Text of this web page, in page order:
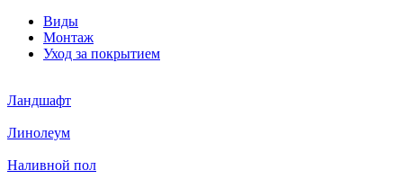
Виды
Монтаж
Уход за покрытием
Ландшафт
Линолеум
Наливной пол